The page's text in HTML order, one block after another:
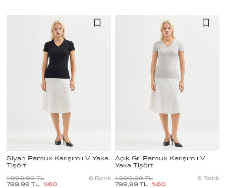
Siyah Pamuk Karışımlı V Yaka
Tişört
1.999,99 TL
799,99 TL %60
6 Renk
Açık Gri Pamuk Karışımlı V
Yaka Tişört
1.999,99 TL
799,99 TL %60
6 Renk